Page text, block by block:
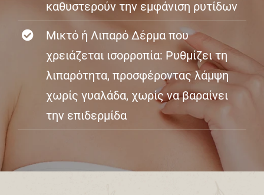
καθυστερούν την εμφάνιση ρυτίδων
Μικτό ή Λιπαρό Δέρμα που
χρειάζεται ισορροπία: Ρυθμίζει τη
λιπαρότητα, προσφέροντας λάμψη
χωρίς γυαλάδα, χωρίς να βαραίνει
την επιδερμίδα